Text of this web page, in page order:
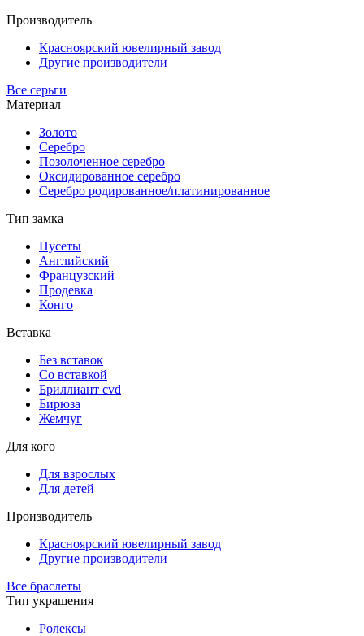
Производитель
Красноярский ювелирный завод
Другие производители
Все серьги
Материал
Золото
Серебро
Позолоченное серебро
Оксидированное серебро
Серебро родированное/платинированное
Тип замка
Пусеты
Английский
Французский
Продевка
Конго
Вставка
Без вставок
Со вставкой
Бриллиант cvd
Бирюза
Жемчуг
Для кого
Для взрослых
Для детей
Производитель
Красноярский ювелирный завод
Другие производители
Все браслеты
Тип украшения
Ролексы